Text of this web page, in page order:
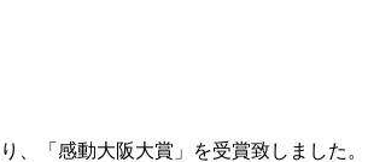
、「感動大阪大賞」を受賞致しました。